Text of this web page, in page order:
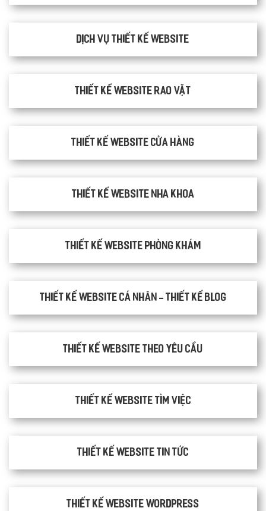
Dịch vụ thiết kế website
thiết kế website rao vặt
Thiết kế website cửa hàng
Thiết kế website nha khoa
thiết kế website phòng khám
Thiết kế website cá nhân - Thiết kế blog
Thiết kế website theo yêu cầu
thiết kế website tìm việc
Thiết kế website tin tức
Thiết kế website WordPress